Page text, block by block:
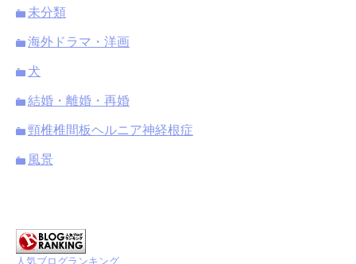
未分類
海外ドラマ・洋画
犬
結婚・離婚・再婚
頸椎椎間板ヘルニア神経根症
風景
人気ブログランキング